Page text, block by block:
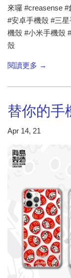
來囉 #creasense
#安卓手機殼 #三
機殼 #小米手機殼
殼
閱讀更多 →
替你的手
Apr 14, 21